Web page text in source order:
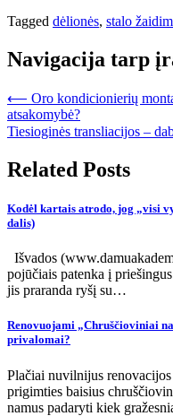
Tagged dėlionės, stalo
Navigacija tarp
⟵ Oro kondicionierių
atsakomybė?
Tiesioginės transliacijos –
Related Posts
Kodėl kartais atrodo, jog „visi
dalis)
Išvados
pojūčiais patenka į
jis praranda ryšį su…
Renovuojami „Chruščioviniai
privalomai?
Plačiai nuvilnijus
prigimties baisius
namus padaryti kiek